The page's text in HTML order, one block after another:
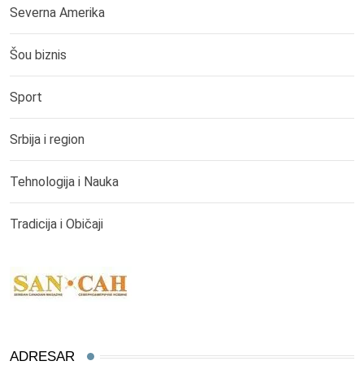
Severna Amerika
Šou biznis
Sport
Srbija i region
Tehnologija i Nauka
Tradicija i Običaji
ADRESAR